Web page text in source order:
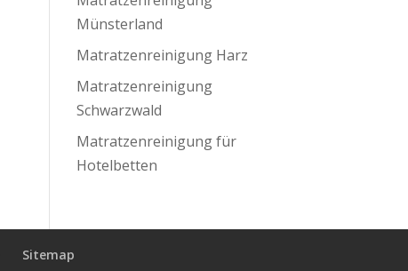
Münsterland
Matratzenreinigung Harz
Matratzenreinigung
Schwarzwald
Matratzenreinigung für
Hotelbetten
Sitemap